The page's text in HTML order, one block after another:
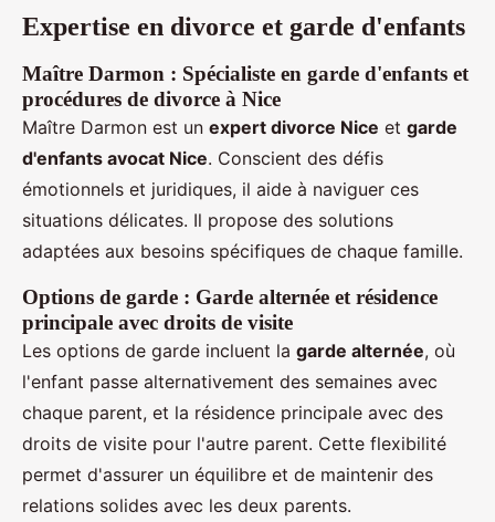
Expertise en divorce et garde d'enfants
Maître Darmon : Spécialiste en garde d'enfants et
procédures de divorce à Nice
Maître Darmon est un expert divorce Nice et garde
d'enfants avocat Nice. Conscient des défis
émotionnels et juridiques, il aide à naviguer ces
situations délicates. Il propose des solutions
adaptées aux besoins spécifiques de chaque famille.
Options de garde : Garde alternée et résidence
principale avec droits de visite
Les options de garde incluent la garde alternée, où
l'enfant passe alternativement des semaines avec
chaque parent, et la résidence principale avec des
droits de visite pour l'autre parent. Cette flexibilité
permet d'assurer un équilibre et de maintenir des
relations solides avec les deux parents.